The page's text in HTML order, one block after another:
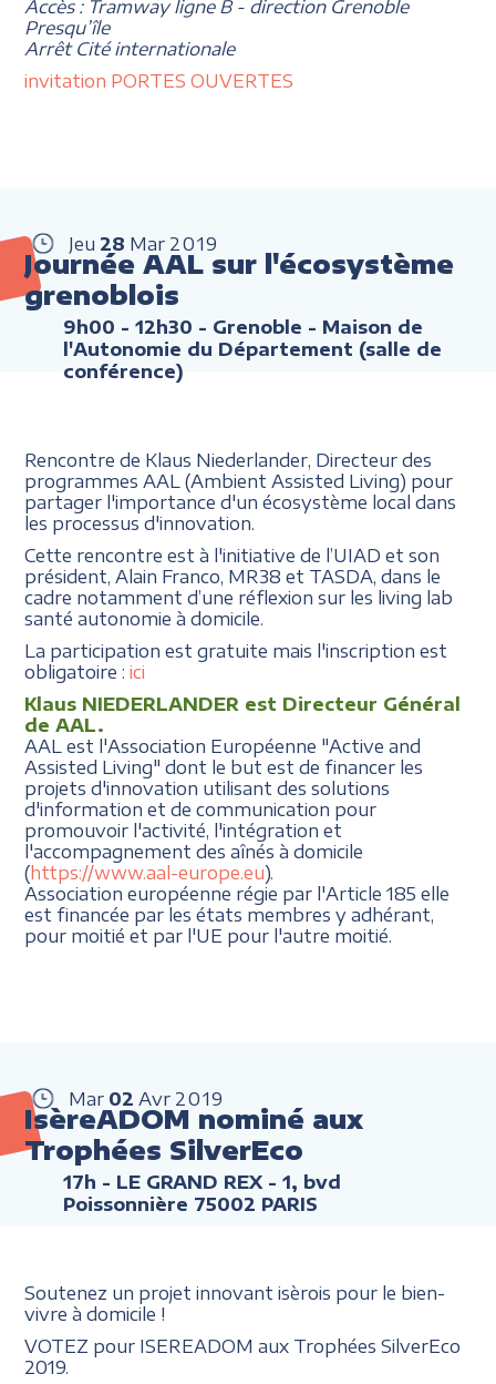
Accès : Tramway ligne B - direction Grenoble
Presqu’île
Arrêt Cité internationale
invitation PORTES OUVERTES
Jeu 28 Mar 2019
Journée AAL sur l'écosystème
grenoblois
9h00 - 12h30 - Grenoble - Maison de
l'Autonomie du Département (salle de
conférence)
Rencontre de Klaus Niederlander, Directeur des
programmes AAL (Ambient Assisted Living) pour
partager l'importance d'un écosystème local dans
les processus d'innovation.
Cette rencontre est à l'initiative de l’UIAD et son
président, Alain Franco, MR38 et TASDA, dans le
cadre notamment d’une réflexion sur les living lab
santé autonomie à domicile.
La participation est gratuite mais l'inscription est
obligatoire :ici
Klaus NIEDERLANDER est Directeur Général
de AAL.
AAL est l'Association Européenne "Active and
Assisted Living" dont le but est de financer les
projets d'innovation utilisant des solutions
d'information et de communication pour
promouvoir l'activité, l'intégration et
l'accompagnement des aînés à domicile
(https://www.aal-europe.eu).
Association européenne régie par l'Article 185 elle
est financée par les états membres y adhérant,
pour moitié et par l'UE pour l'autre moitié.
Mar 02 Avr 2019
IsèreADOM nominé aux
Trophées SilverEco
17h - LE GRAND REX - 1, bvd
Poissonnière 75002 PARIS
Soutenez un projet innovant isèrois pour le bien-
vivre à domicile !
VOTEZ pour ISEREADOM aux Trophées SilverEco
2019.